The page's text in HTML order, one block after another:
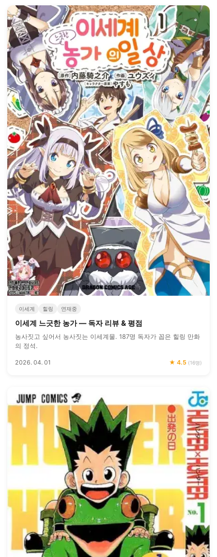
이세계 힐링 연재중
이세계 느긋한 농가 — 독자 리뷰 & 평점
농사짓고 싶어서 농사짓는 이세계물. 187명 독자가 꼽은 힐링 만화
의 정석.
2026. 04. 01 ★ 4.5 (16명)